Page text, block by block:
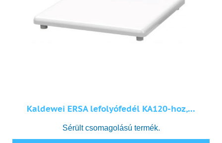
Kaldewei ERSA lefolyófedél KA120-hoz,...
Sérült csomagolású termék.